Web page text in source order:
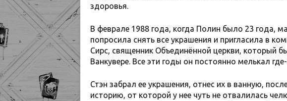
здоровья.
В феврале 1988 года, когда Полин было 23 года,
попросила снять все украшения и пригласила в
Сирс, священник Объединённой церкви, который
Ванкувере. Все эти годы он постоянно мелькал
Стэн забрал ее украшения, отнес их в ванную,
историю, от которой у нее чуть не отвалилась